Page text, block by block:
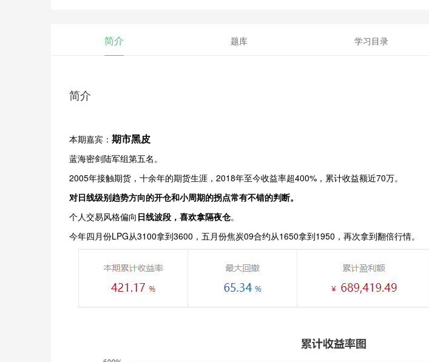
简介 题库 学习目录
简介
本期嘉宾： 期市黑皮
蓝海密剑陆军组第五名。
2005年接触期货，十余年的期货生涯，2018年至今收益率超400%，累计收益额近70万。
对日线级别趋势方向的开仓和小周期的拐点常有不错的判断。
个人交易风格偏向 日线波段，喜欢拿隔夜仓。
今年四月份LPG从3100拿到3600，五月份焦炭09合约从1650拿到1950，再次拿到翻倍行情。